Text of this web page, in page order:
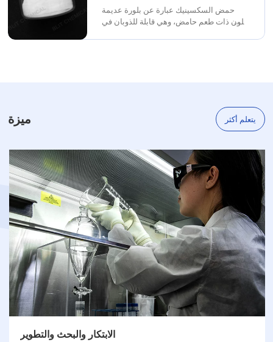
حمض السكسينيك عبارة عن بلورة عديمة
اللون ذات طعم حامض، وهي قابلة للذوبان في
ميزة يتعلم أكثر
الابتكار والبحث والتطوير